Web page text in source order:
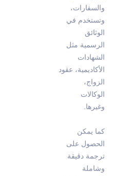
والسفارات،
وتستخدم في
الوثائق
الرسمية مثل
الشهادات
الأكاديمية، عقود
الزواج،
الوكالات
وغيرها.
كما يمكن
الحصول على
ترجمة دقيقة
وشاملة